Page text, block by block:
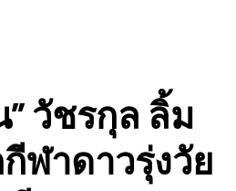
วัชรกุล ลิ้ม
ฬาดาวรุ่งวัย